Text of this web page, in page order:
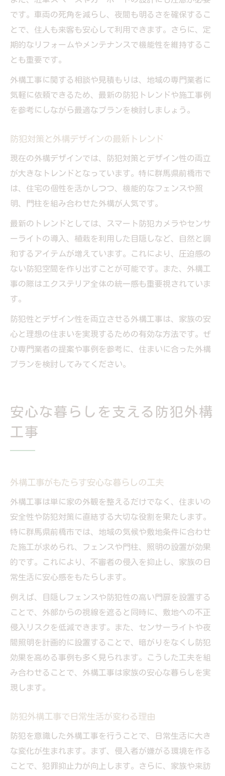
です。車両の死角を減らし、夜間も明るさを確保するこ
とで、住人も来客も安心して利用できます。さらに、定
期的なリフォームやメンテナンスで機能性を維持するこ
とも重要です。
外構工事に関する相談や見積もりは、地域の専門業者に
気軽に依頼できるため、最新の防犯トレンドや施工事例
を参考にしながら最適なプランを検討しましょう。
防犯対策と外構デザインの最新トレンド
現在の外構デザインでは、防犯対策とデザイン性の両立
が大きなトレンドとなっています。特に群馬県前橋市で
は、住宅の個性を活かしつつ、機能的なフェンスや照
明、門柱を組み合わせた外構が人気です。
最新のトレンドとしては、スマート防犯カメラやセンサ
ーライトの導入、植栽を利用した目隠しなど、自然と調
和するアイテムが増えています。これにより、圧迫感の
ない防犯空間を作り出すことが可能です。また、外構工
事の際はエクステリア全体の統一感も重要視されていま
す。
防犯性とデザイン性を両立させる外構工事は、家族の安
心と理想の住まいを実現するための有効な方法です。ぜ
ひ専門業者の提案や事例を参考に、住まいに合った外構
プランを検討してみてください。
安心な暮らしを支える防犯外構
工事
外構工事がもたらす安心な暮らしの工夫
外構工事は単に家の外観を整えるだけでなく、住まいの
安全性や防犯対策に直結する大切な役割を果たします。
特に群馬県前橋市では、地域の気候や敷地条件に合わせ
た施工が求められ、フェンスや門柱、照明の設置が効果
的です。これにより、不審者の侵入を抑止し、家族の日
常生活に安心感をもたらします。
例えば、目隠しフェンスや防犯性の高い門扉を設置する
ことで、外部からの視線を遮ると同時に、敷地への不正
侵入リスクを低減できます。また、センサーライトや夜
間照明を計画的に設置することで、暗がりをなくし防犯
効果を高める事例も多く見られます。こうした工夫を組
み合わせることで、外構工事は家族の安心な暮らしを実
現します。
防犯外構工事で日常生活が変わる理由
防犯を意識した外構工事を行うことで、日常生活に大き
な変化が生まれます。まず、侵入者が嫌がる環境を作る
ことで、犯罪抑止力が向上します。さらに、家族や来訪